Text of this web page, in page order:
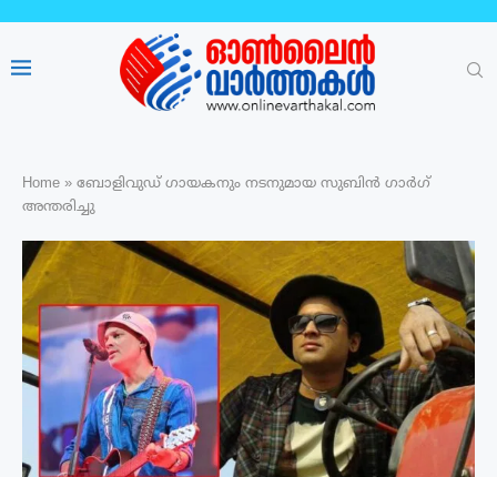
Home » ബോളിവുഡ് ഗായകനും നടനുമായ സുബിന്‍ ഗാര്‍ഗ്
അന്തരിച്ചു